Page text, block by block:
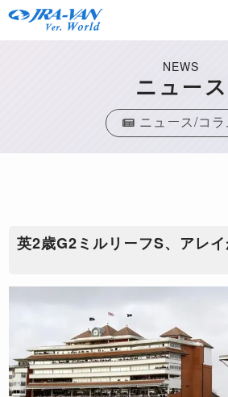
NEWS
ニュース
ニュース/コラ
英2歳G2ミルリーフS、アレ